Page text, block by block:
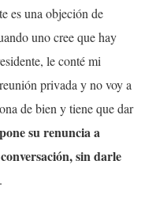
es una objeción de
uno cree que hay
le conté mi
privada y no voy a
de bien y tiene que dar
pone su renuncia a
sin darle